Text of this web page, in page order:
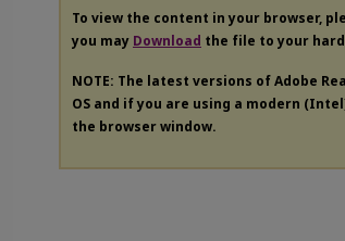
To view the content in your browser,
you may Download the file to your
NOTE: The latest versions of Adobe
OS and if you are using a modern
the browser window.